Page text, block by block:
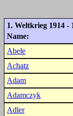
1. Weltkrieg
Name:
Abele
Achatz
Adam
Adamczyk
Adler